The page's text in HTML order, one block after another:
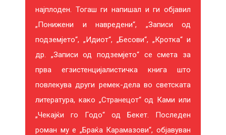
најплоден. Тогаш ги напишал и ги објавил
„Понижени и навредени“, „Записи од
подземјето“, „Идиот“, „Бесови“, „Кротка“ и
др. „Записи од подземјето“ се смета за
прва егзистенцијалистичка книга што
повлекува други ремек-дела во светската
литература, како „Странецот“ од Ками или
„Чекајќи го Годо“ од Бекет. Последен
роман му е „Браќа Карамазови“, објавуван